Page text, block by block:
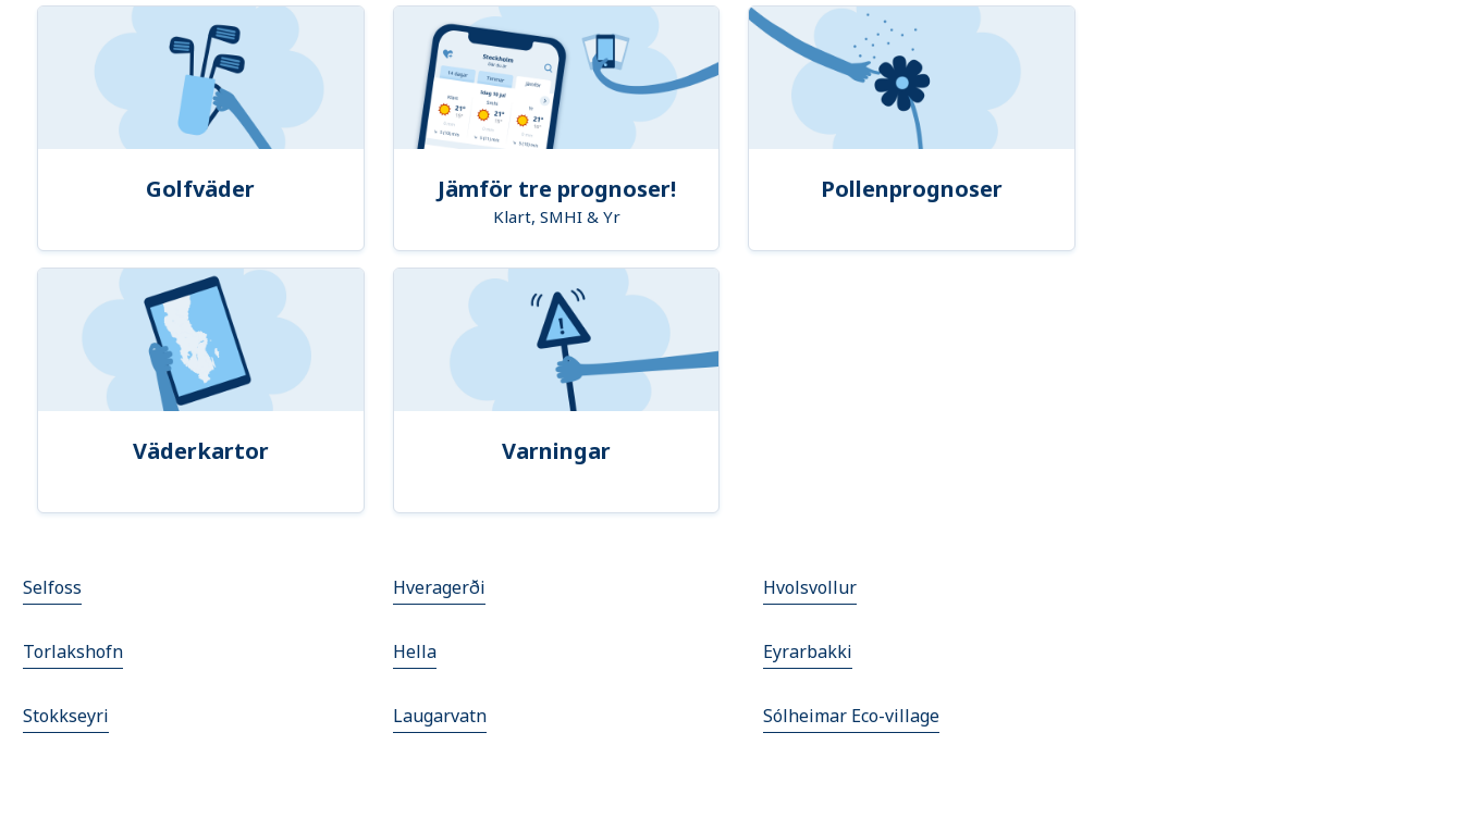
Golfväder Jämför tre prognoser!
Klart, SMHI & Yr
Pollenprognoser
Väderkartor Varningar
Selfoss Hveragerði Hvolsvollur
Torlakshofn Hella Eyrarbakki
Stokkseyri Laugarvatn Sólheimar Eco-village